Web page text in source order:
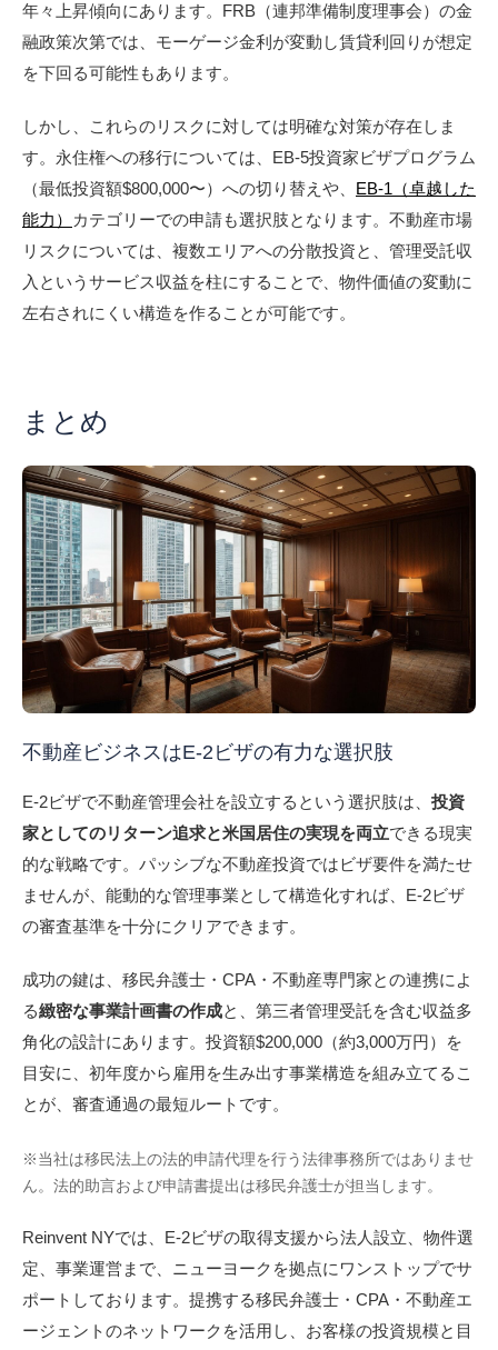
年々上昇傾向にあります。FRB（連邦準備制度理事会）の金
融政策次第では、モーゲージ金利が変動し賃貸利回りが想定
を下回る可能性もあります。
しかし、これらのリスクに対しては明確な対策が存在しま
す。永住権への移行については、EB-5投資家ビザプログラム
（最低投資額$800,000〜）への切り替えや、 EB-1（卓越した
能力）
カテゴリーでの申請も選択肢となります。不動産市場
リスクについては、複数エリアへの分散投資と、管理受託収
入というサービス収益を柱にすることで、物件価値の変動に
左右されにくい構造を作ることが可能です。
まとめ
不動産ビジネスはE-2ビザの有力な選択肢
E-2ビザで不動産管理会社を設立するという選択肢は、 投資
家としてのリターン追求と米国居住の実現を両立できる現実
的な戦略です。パッシブな不動産投資ではビザ要件を満たせ
ませんが、能動的な管理事業として構造化すれば、E-2ビザ
の審査基準を十分にクリアできます。
成功の鍵は、移民弁護士・CPA・不動産専門家との連携によ
る緻密な事業計画書の作成と、第三者管理受託を含む収益多
角化の設計にあります。投資額$200,000（約3,000万円）を
目安に、初年度から雇用を生み出す事業構造を組み立てるこ
とが、審査通過の最短ルートです。
※当社は移民法上の法的申請代理を行う法律事務所ではありませ
ん。法的助言および申請書提出は移民弁護士が担当します。
Reinvent NYでは、E-2ビザの取得支援から法人設立、物件選
定、事業運営まで、ニューヨークを拠点にワンストップでサ
ポートしております。提携する移民弁護士・CPA・不動産エ
ージェントのネットワークを活用し、お客様の投資規模と目